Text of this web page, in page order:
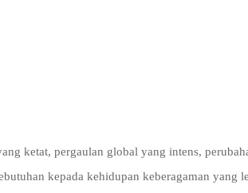
ketat, pergaulan global yang intens,
kepada kehidupan keberagaman yang